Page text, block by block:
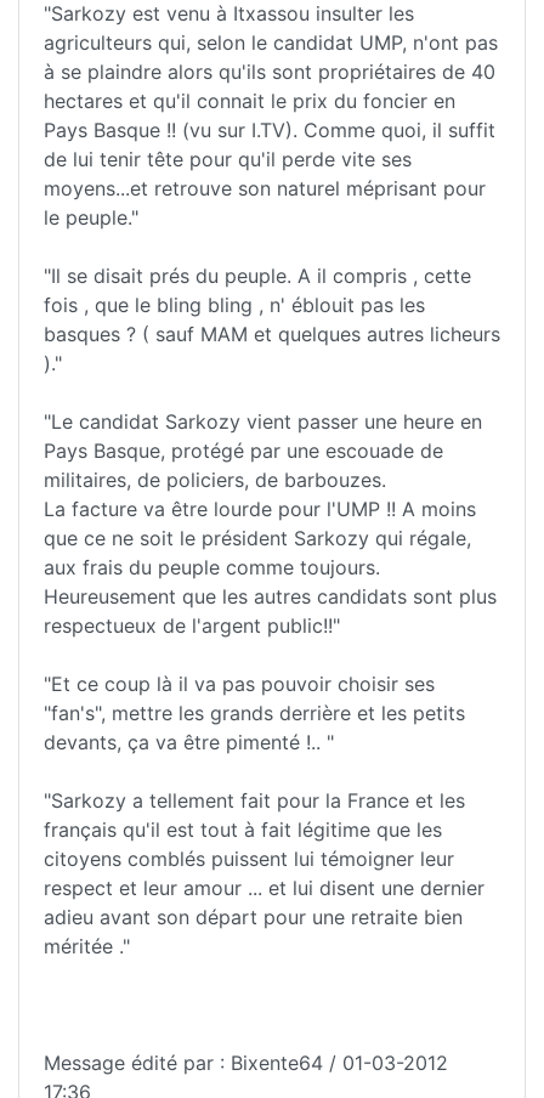
"Sarkozy est venu à Itxassou insulter les
agriculteurs qui, selon le candidat UMP, n'ont pas
à se plaindre alors qu'ils sont propriétaires de 40
hectares et qu'il connait le prix du foncier en
Pays Basque !! (vu sur I.TV). Comme quoi, il suffit
de lui tenir tête pour qu'il perde vite ses
moyens...et retrouve son naturel méprisant pour
le peuple."
"Il se disait prés du peuple. A il compris , cette
fois , que le bling bling , n' éblouit pas les
basques ? ( sauf MAM et quelques autres licheurs
)."
"Le candidat Sarkozy vient passer une heure en
Pays Basque, protégé par une escouade de
militaires, de policiers, de barbouzes.
La facture va être lourde pour l'UMP !! A moins
que ce ne soit le président Sarkozy qui régale,
aux frais du peuple comme toujours.
Heureusement que les autres candidats sont plus
respectueux de l'argent public!!"
"Et ce coup là il va pas pouvoir choisir ses
"fan's", mettre les grands derrière et les petits
devants, ça va être pimenté !.. "
"Sarkozy a tellement fait pour la France et les
français qu'il est tout à fait légitime que les
citoyens comblés puissent lui témoigner leur
respect et leur amour ... et lui disent une dernier
adieu avant son départ pour une retraite bien
méritée ."
Message édité par : Bixente64 / 01-03-2012
17:36